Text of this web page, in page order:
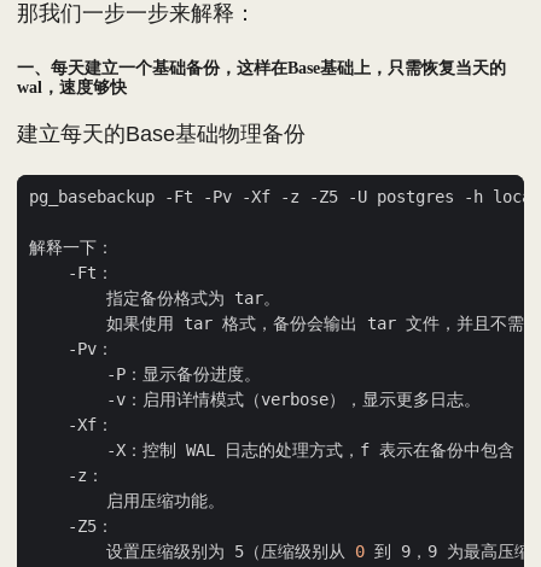
那我们一步一步来解释：
一、每天建立一个基础备份，这样在Base基础上，只需恢复当天的
wal，速度够快
建立每天的Base基础物理备份
pg_basebackup -Ft -Pv -Xf -z -Z5 -U postgres -h
        设置压缩级别为 5（压缩级别从
0